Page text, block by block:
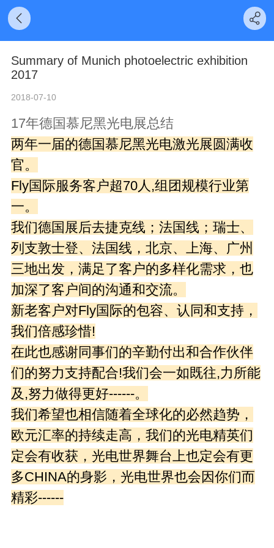
Summary of Munich photoelectric exhibition
2017
2018-07-10
17年德国慕尼黑光电展总结
两年一届的德国慕尼黑光电激光展圆满收
官。
Fly国际服务客户超70人,组团规模行业第
一。
我们德国展后去捷克线；法国线；瑞士、
列支敦士登、法国线，北京、上海、广州
三地出发，满足了客户的多样化需求，也
加深了客户间的沟通和交流。
新老客户对Fly国际的包容、认同和支持，
我们倍感珍惜!
在此也感谢同事们的辛勤付出和合作伙伴
们的努力支持配合!我们会一如既往,力所能
及,努力做得更好------。
我们希望也相信随着全球化的必然趋势，
欧元汇率的持续走高，我们的光电精英们
定会有收获，光电世界舞台上也定会有更
多CHINA的身影，光电世界也会因你们而
精彩------